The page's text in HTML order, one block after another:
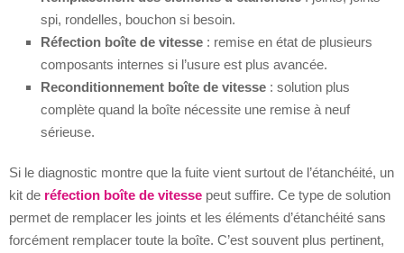
spi, rondelles, bouchon si besoin.
Réfection boîte de vitesse : remise en état de plusieurs
composants internes si l’usure est plus avancée.
Reconditionnement boîte de vitesse : solution plus
complète quand la boîte nécessite une remise à neuf
sérieuse.
Si le diagnostic montre que la fuite vient surtout de l’étanchéité, un
kit de réfection boîte de vitesse peut suffire. Ce type de solution
permet de remplacer les joints et les éléments d’étanchéité sans
forcément remplacer toute la boîte. C’est souvent plus pertinent,